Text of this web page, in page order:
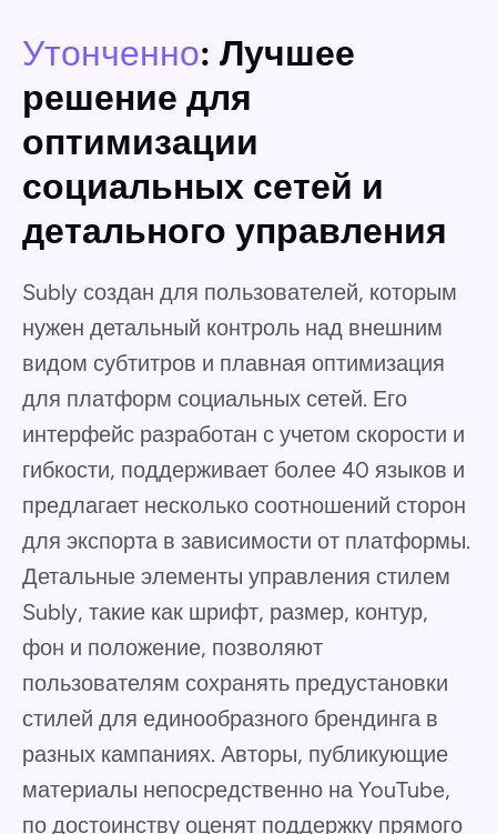
Утонченно: Лучшее
решение для
оптимизации
социальных сетей и
детального управления
Subly создан для пользователей, которым
нужен детальный контроль над внешним
видом субтитров и плавная оптимизация
для платформ социальных сетей. Его
интерфейс разработан с учетом скорости и
гибкости, поддерживает более 40 языков и
предлагает несколько соотношений сторон
для экспорта в зависимости от платформы.
Детальные элементы управления стилем
Subly, такие как шрифт, размер, контур,
фон и положение, позволяют
пользователям сохранять предустановки
стилей для единообразного брендинга в
разных кампаниях. Авторы, публикующие
материалы непосредственно на YouTube,
по достоинству оценят поддержку прямого